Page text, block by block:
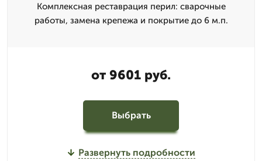
Комплексная реставрация перил: сварочные
работы, замена крепежа и покрытие до 6 м.п.
от 9601 руб.
Выбрать
Развернуть подробности